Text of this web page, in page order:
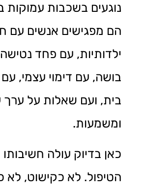
נוגעים בשכבות עמוקות
הם מפגישים אנשים עם
ילדותיות, עם פחד
בושה, עם דימוי עצמי, עם
בית, ועם שאלות על ערך
ומשמעות.
כאן בדיוק עולה
הטיפול. לא כקישוט, לא